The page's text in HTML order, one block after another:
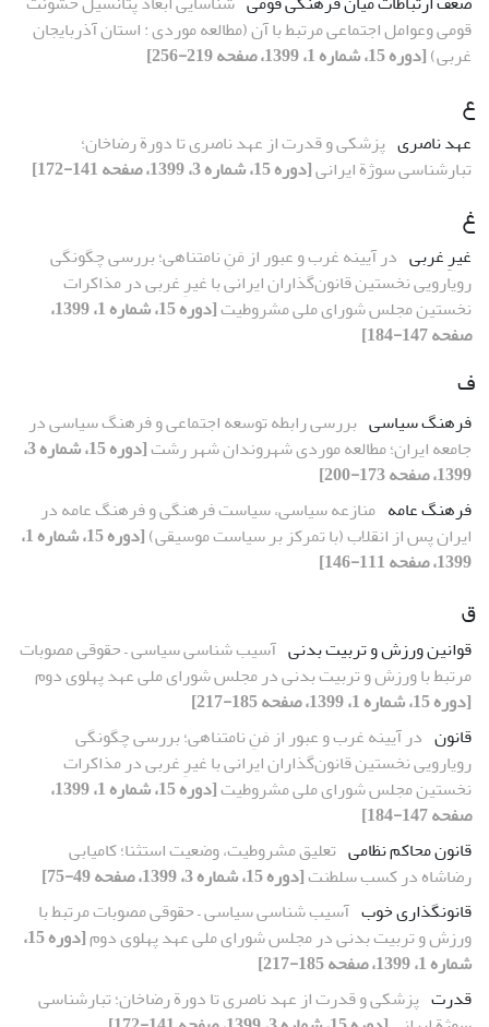
قومی وعوامل اجتماعی مرتبط با آن (مطالعه موردی : استان آذربایجان
غربی)[دوره 15، شماره 1، 1399، صفحه 219-256]
ع
عهد ناصری پزشکی و قدرت از عهد ناصری تا دورة رضاخان؛
تبارشناسی سوژة ایرانی[دوره 15، شماره 3، 1399، صفحه 141-172]
غ
غیرِ غربی در آیینه غرب و عبور از مَنِ نامتناهی؛ بررسی چگونگی
رویارویی نخستین قانون‌گذاران ایرانی با غیرِ غربی در مذاکرات
نخستین مجلس شورای ملی مشروطیت
[دوره 15، شماره 1، 1399،
صفحه 147-184]
ف
فرهنگ سیاسی بررسی رابطه توسعه اجتماعی و فرهنگ سیاسی در
جامعه ایران؛ مطالعه موردی شهروندان شهر رشت
[دوره 15، شماره 3،
1399، صفحه 173-200]
فرهنگ عامه منازعه سیاسی، سیاست فرهنگی و فرهنگ عامه در
ایران پس از انقلاب (با تمرکز بر سیاست موسیقی)
[دوره 15، شماره 1،
1399، صفحه 111-146]
ق
قوانین ورزش و تربیت بدنی آسیب شناسی سیاسی – حقوقی مصوبات
مرتبط با ورزش و تربیت بدنی در مجلس شورای ملی عهد پهلوی دوم
[دوره 15، شماره 1، 1399، صفحه 185-217]
قانون در آیینه غرب و عبور از مَنِ نامتناهی؛ بررسی چگونگی
رویارویی نخستین قانون‌گذاران ایرانی با غیرِ غربی در مذاکرات
نخستین مجلس شورای ملی مشروطیت
[دوره 15، شماره 1، 1399،
صفحه 147-184]
قانون محاکم نظامی تعلیق مشروطیت، وضعیت استثنا؛ کامیابی
رضاشاه در کسب سلطنت[دوره 15، شماره 3، 1399، صفحه 49-75]
قانونگذاری خوب آسیب شناسی سیاسی – حقوقی مصوبات مرتبط با
ورزش و تربیت بدنی در مجلس شورای ملی عهد پهلوی دوم
[دوره 15،
شماره 1، 1399، صفحه 185-217]
قدرت پزشکی و قدرت از عهد ناصری تا دورة رضاخان؛ تبارشناسی